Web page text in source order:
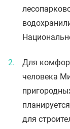
Для
человека
для